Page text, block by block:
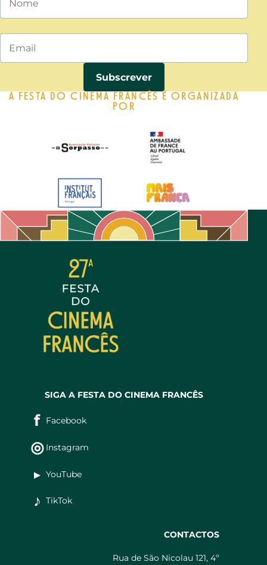
A FESTA DO CINEMA FRANCÊS É ORGANIZADA
POR
SIGA A FESTA DO CINEMA FRANCÊS
f Facebook
◎ Instagram
▶ YouTube
♪ TikTok
CONTACTOS
Rua de São Nicolau 121, 4º